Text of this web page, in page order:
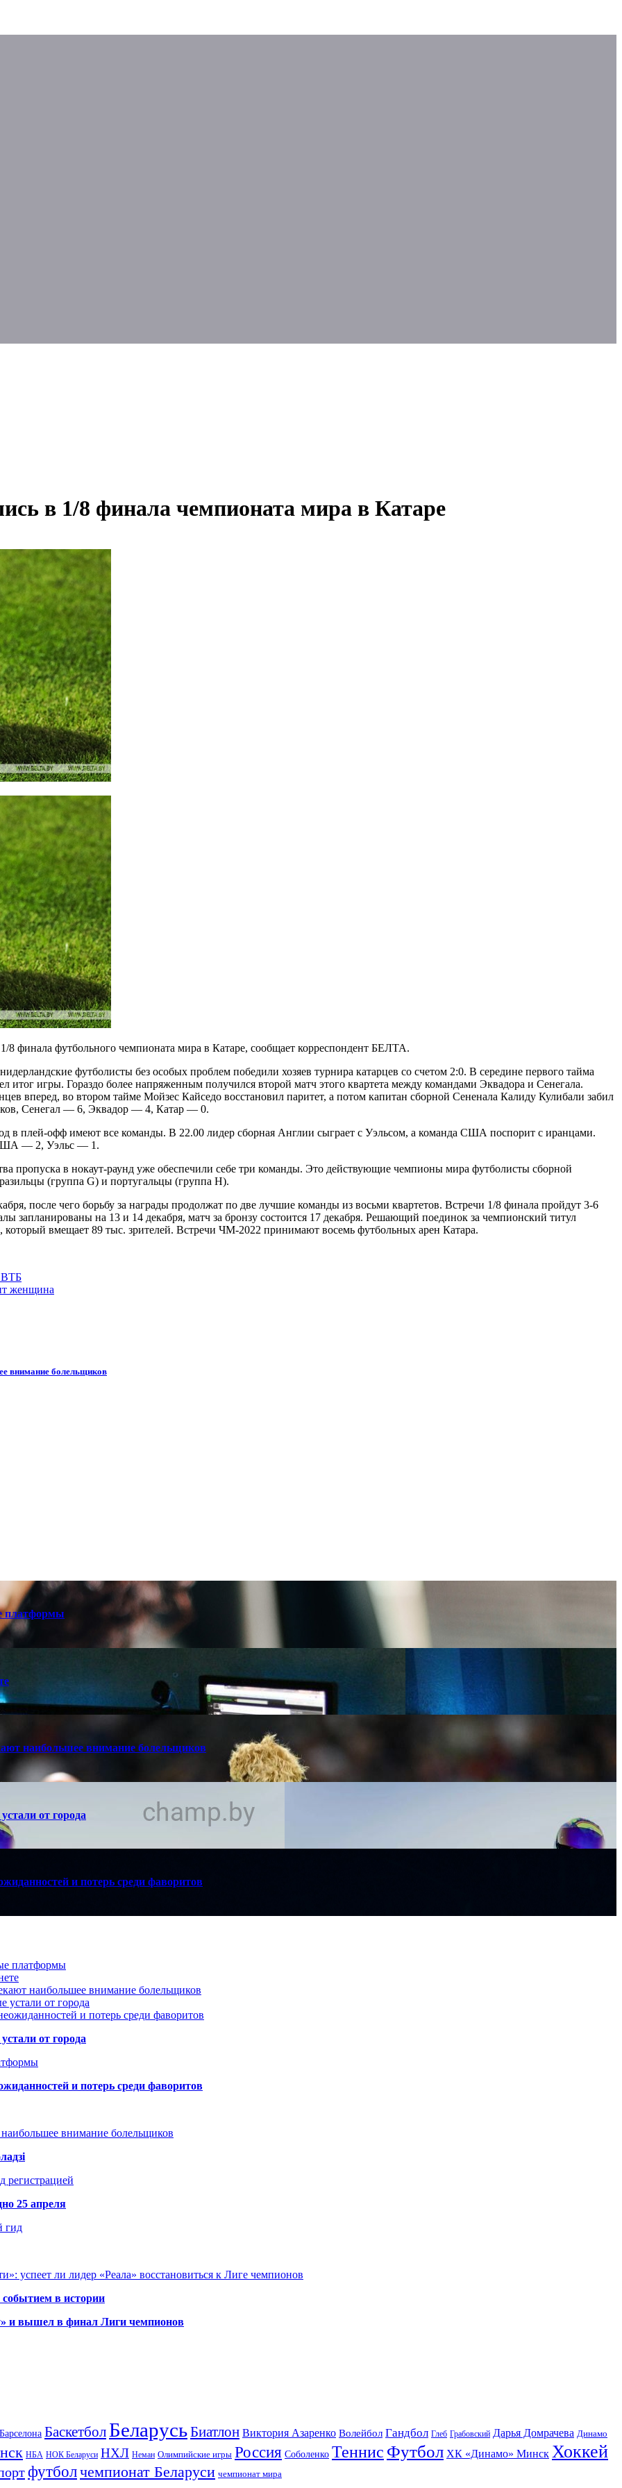
в 1/8 финала чемпионата мира в Катаре
финала футбольного чемпионата мира в Катаре, сообщает корреспондент БЕЛТА.
футболисты без особых проблем победили хозяев турнира катарцев со счетом 2:0. В середине первого тайма
игры. Гораздо более напряженным получился второй матч этого квартета между командами Эквадора и Сенегала.
вперед, во втором тайме Мойзес Кайседо восстановил паритет, а потом капитан сборной Сененала Калиду Кулибали забил
Сенегал — 6, Эквадор — 4, Катар — 0.
в плей-офф имеют все команды. В 22.00 лидер сборная Англии сыграет с Уэльсом, а команда США поспорит с иранцами.
— 2, Уэльс — 1.
пропуска в нокаут-раунд уже обеспечили себе три команды. Это действующие чемпионы мира футболисты сборной
(группа G) и португальцы (группа Н).
после чего борьбу за награды продолжат по две лучшие команды из восьми квартетов. Встречи 1/8 финала пройдут 3-6
запланированы на 13 и 14 декабря, матч за бронзу состоится 17 декабря. Решающий поединок за чемпионский титул
который вмещает 89 тыс. зрителей. Встречи ЧМ-2022 принимают восемь футбольных арен Катара.
ВТБ
женщина
внимание болельщиков
платформы
наибольшее внимание болельщиков
от города
и потерь среди фаворитов
платформы
наибольшее внимание болельщиков
устали от города
и потерь среди фаворитов
от города
и потерь среди фаворитов
внимание болельщиков
регистрацией
25 апреля
гид
успеет ли лидер «Реала» восстановиться к Лиге чемпионов
в истории
и вышел в финал Лиги чемпионов
Барселона Баскетбол БеларусьБиатлон Виктория Азаренко Волейбол Гандбол Глеб Грабовский Дарья Домрачева Динамо
НБА НОК Беларуси НХЛ Неман Олимпийские игры Россия Соболенко Теннис Футбол ХК «Динамо» Минск Хоккей
футболчемпионат Беларуси чемпионат мира